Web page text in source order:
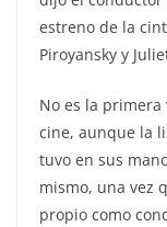
estreno de la
Piroyansky y
No es la
cine, aunque la
tuvo en sus
mismo, una vez
propio como